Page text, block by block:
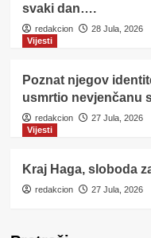
svaki dan….
redakcion
28 Jula, 2026
Vijesti
Poznat njegov
usmrtio nevjenčanu
redakcion
27 Jula, 2026
Vijesti
Kraj Haga, sloboda
redakcion 27 Jula, 2026